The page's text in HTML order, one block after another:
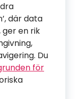
där data
en rik
Du
för